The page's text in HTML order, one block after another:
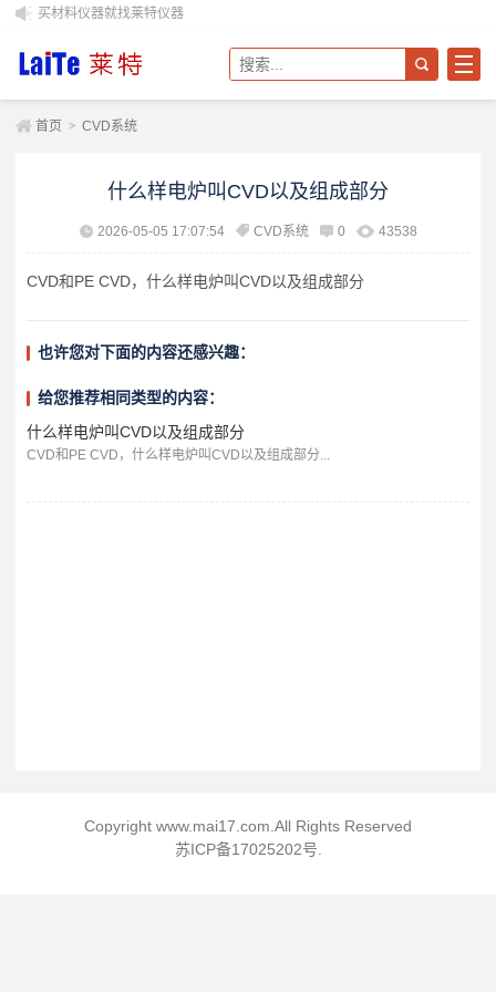
买材料仪器就找莱特仪器
首页 > CVD系统
什么样电炉叫CVD以及组成部分
2026-05-05 17:07:54 CVD系统 0 43538
CVD和PE CVD，什么样电炉叫CVD以及组成部分
也许您对下面的内容还感兴趣：
给您推荐相同类型的内容：
什么样电炉叫CVD以及组成部分
CVD和PE CVD，什么样电炉叫CVD以及组成部分...
Copyright www.mai17.com.All Rights Reserved
苏ICP备17025202号